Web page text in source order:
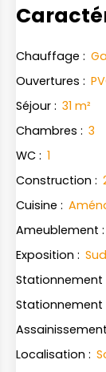
Chauffage :
Ouvertures :
Séjour : 31 m²
Chambres : 3
WC : 1
Construction :
Cuisine :
Ameublement :
Exposition : Sud
Stationnement
Stationnement
Assainissement
Localisation :